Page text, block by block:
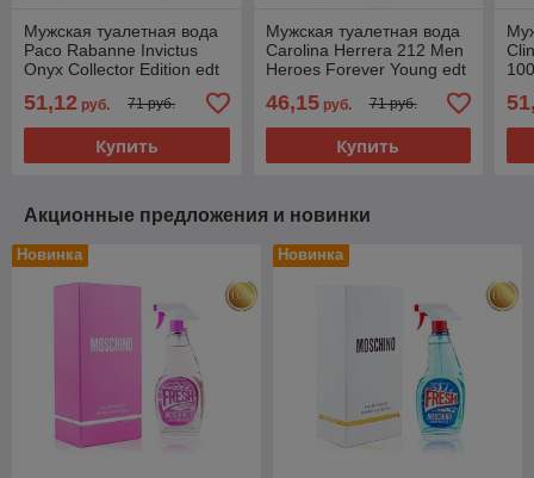
Мужская туалетная вода
Paco Rabanne Invictus
Onyx Collector Edition edt
51,12 руб. 71 руб.
Купить
Мужская туалетная вода
Carolina Herrera 212 Men
Heroes Forever Young edt
46,15руб. 71 руб.
Купить
Акционные предложения и новинки
Новинка Новинка